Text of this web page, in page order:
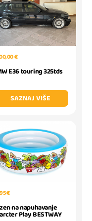
€
E36 touring 325tds
SAZNAJ VIŠE
€
na napuhavanje
Play BESTWAY